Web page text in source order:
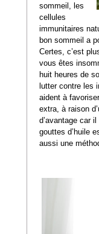
sommeil, les
cellules
immunitaires
bon sommeil a
Certes, c’est
vous êtes
huit heures de
lutter contre les
aident à
extra, à raison
d’avantage car
gouttes d’huile
aussi une